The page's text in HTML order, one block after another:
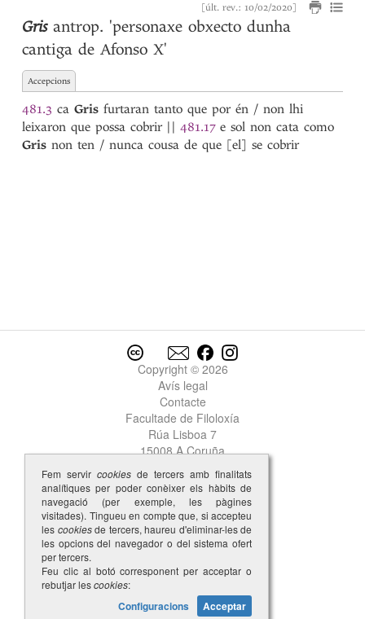
galguilinho
galhardia
galinha
Galinha
galion
Galisteu
Galiza
Garcia
Garcia Lopez del Faro
garda
garda-cos
gardar
garganta
garganton
garnacha
garrida
[últ. rev.: 10/02/2020]
Gris antrop. 'personaxe obxecto dunha
cantiga de Afonso X'
Accepcions
481.3 caGris furtaran tanto que por én / non lhi
leixaron que possa cobrir || 481.17e sol non cata como
Gris non ten / nunca cousa de que [el] se cobrir
Copyright © 2026
Avís legal
Contacte
Facultade de Filoloxía
Rúa Lisboa 7
15008 A Coruña
Fem servir cookies de tercers amb finalitats
analítiques per poder conèixer els hàbits de
navegació (per exemple, les pàgines
visitades). Tingueu en compte que, si accepteu
les cookiesde tercers, haureu d'eliminar-les de
les opcions del navegador o del sistema ofert
per tercers.
Feu clic al botó corresponent per acceptar o
rebutjar lescookies:
Configuracions Acceptar